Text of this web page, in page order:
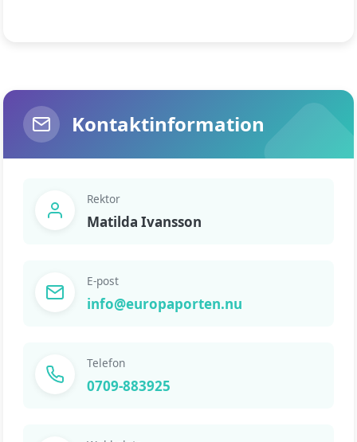
Kontaktinformation
Rektor
Matilda Ivansson
E-post
info@europaporten.nu
Telefon
0709-883925